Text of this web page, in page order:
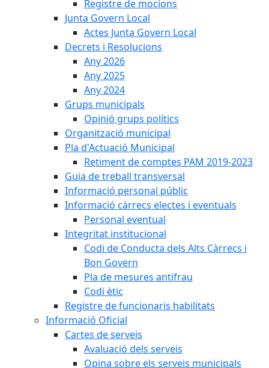
Registre de mocions
Junta Govern Local
Actes Junta Govern Local
Decrets i Resolucions
Any 2026
Any 2025
Any 2024
Grups municipals
Opinió grups polítics
Organització municipal
Pla d'Actuació Municipal
Retiment de comptes PAM 2019-2023
Guia de treball transversal
Informació personal públic
Informació càrrecs electes i eventuals
Personal eventual
Integritat institucional
Codi de Conducta dels Alts Càrrecs i
Bon Govern
Pla de mesures antifrau
Codi ètic
Registre de funcionaris habilitats
Informació Oficial
Cartes de serveis
Avaluació dels serveis
Opina sobre els serveis municipals